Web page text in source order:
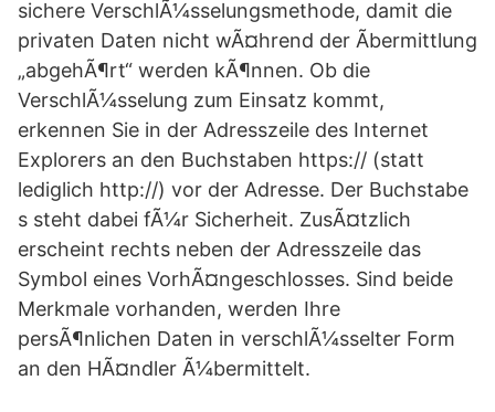
sichere VerschlÃ¼sselungsmethode, damit die
privaten Daten nicht wÃ¤hrend der Ãbermittlung
„abgehÃ¶rt“ werden kÃ¶nnen. Ob die
VerschlÃ¼sselung zum Einsatz kommt,
erkennen Sie in der Adresszeile des Internet
Explorers an den Buchstaben https:// (statt
lediglich http://) vor der Adresse. Der Buchstabe
s steht dabei fÃ¼r Sicherheit. ZusÃ¤tzlich
erscheint rechts neben der Adresszeile das
Symbol eines VorhÃ¤ngeschlosses. Sind beide
Merkmale vorhanden, werden Ihre
persÃ¶nlichen Daten in verschlÃ¼sselter Form
an den HÃ¤ndler Ã¼bermittelt.